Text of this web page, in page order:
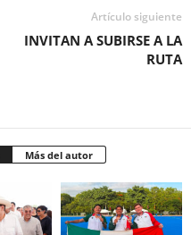
Artículo siguiente
INVITAN A SUBIRSE A LA
RUTA
Más del autor